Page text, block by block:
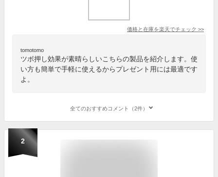
価格と在庫を楽天でチェック >>
tomotomo
ツボ押し効果が素晴らしいこちらの製品を紹介します。使
い方も簡単で手軽に使えるからプレゼント用には最適です
よ。
全てのおすすめコメント（2件）
2